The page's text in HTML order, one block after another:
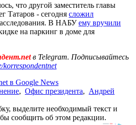
что другой заместитель главы
Татаров - сегодня сложил
В НАБУему вручили
на паркинг в доме для
в Telegram. Подписывайтесь
korrespondentnet
в Google News
, Офис президента, Андрей
выделите необходимый текст и
сообщить об этом редакции.